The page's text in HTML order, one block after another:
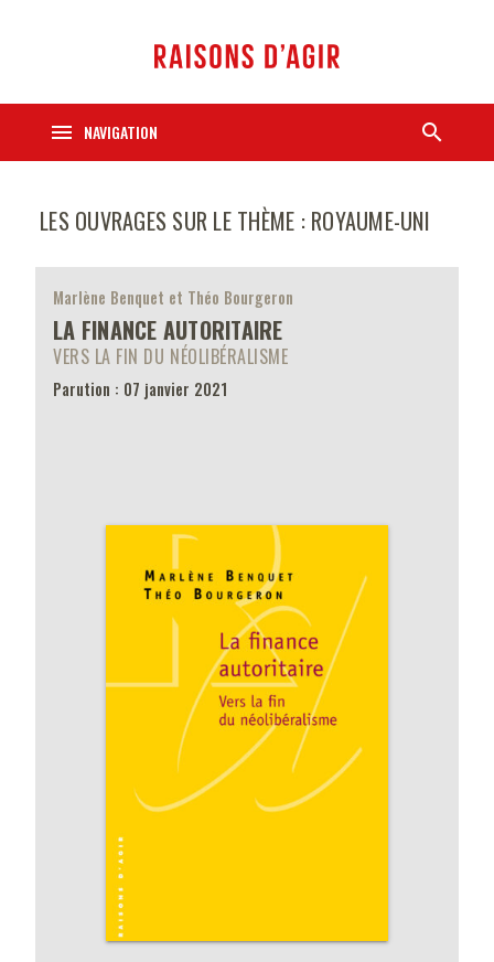
menu NAVIGATION search
LES OUVRAGES SUR LE THÈME : ROYAUME-UNI
Marlène Benquet et Théo Bourgeron
LA FINANCE AUTORITAIRE
VERS LA FIN DU NÉOLIBÉRALISME
Parution : 07 janvier 2021